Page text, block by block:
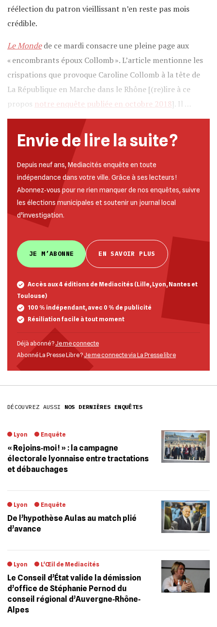
réélection du patron vieillissant n’en reste pas mois
crédible.
Le Mondede ce mardi consacre une pleine page aux
« encombrants époux Collomb ». L’article mentionne les
crispations que provoque Caroline Collomb à la tête de
La République en Marche dans le Rhône [(re)lire à ce
propos notre enquête publiée en octobre 2018]. Il …
Envie de lire la suite ?
Depuis neuf ans, Mediacités enquête en toute
indépendance dans votre ville. Grâce à ses lecteurs !
Abonnez‐vous pour ne rien manquer de nos enquêtes, suivre
les élections municipales et soutenir un journal local
d’investigation.
JE M’ABONNE EN SAVOIR PLUS
Accès aux 4 éditions de Mediacités (Lille, Lyon, Nantes et
Toulouse)
100 % indépendant, avec 0 % de publicité
Résiliation facile à tout moment
Déjà abonné ? Je me connecte
Abonné La Presse Libre ?Je me connecte via La Presse libre
DÉCOUVREZ AUSSI NOS DERNIÈRES ENQUÊTES
Lyon Enquête
« Rejoins‐moi ! » : la campagne
électorale lyonnaise entre tractations
et débauchages
Lyon Enquête
De l’hypothèse Aulas au match plié
d’avance
Lyon L'Œil de Mediacités
Le Conseil d’État valide la démission
d’office de Stéphanie Pernod du
conseil régional d’Auvergne‐Rhône‐
Alpes